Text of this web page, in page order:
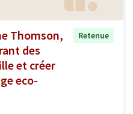
Thomson,
des
et créer
eco-
Retenue